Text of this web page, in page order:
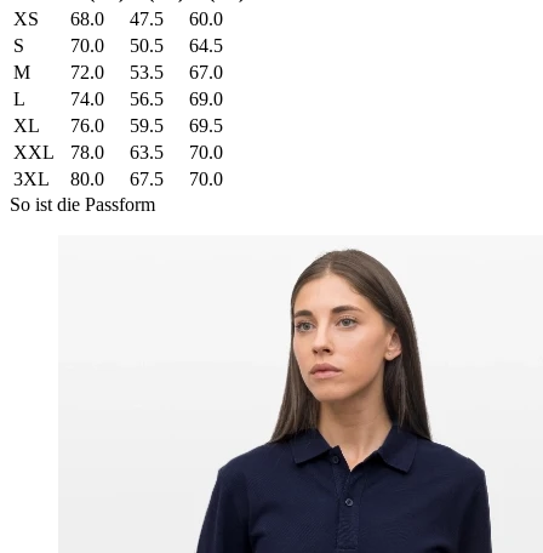
XS
68.0 47.5
60.0
S
70.0 50.5
64.5
M
72.0 53.5
67.0
L
74.0 56.5
69.0
XL
76.0 59.5
69.5
XXL
78.0 63.5
70.0
3XL
80.0 67.5
70.0
So ist die Passform